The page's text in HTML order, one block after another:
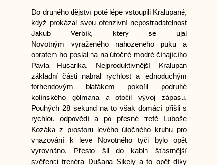
Do druhého dějství poté lépe vstoupili Kralupané,
když prokázal svou ofenzivní nepostradatelnost
Jakub Verbík, který se ujal
Novotným vyraženého nahozeného puku a
obratem ho poslal na na útočné modré číhajícího
Pavla Husarika. Nejproduktivnější Kralupan
základní části nabral rychlost a jednoduchým
forhendovým blafákem pokořil podruhé
kolínského gólmana a otočil vývoj zápasu.
Pouhých 28 sekund na to však domácí přišli s
rychlou odpovědí a po přesné trefě Luboše
Kozáka z prostoru levého útočného kruhu pro
vhazování k levé Novotného tyči bylo opět
vyrovnáno. Přesto šli do kabin šťastnější
svěřenci trenéra Dušana Sikely a to opět díky